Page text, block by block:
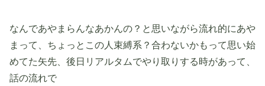
なんであやまらんなあかんの？と思いながら流れ的にあや
まって、ちょっとこの人束縛系？合わないかもって思い始
めてた矢先、後日リアルタムでやり取りする時があって、
話の流れで